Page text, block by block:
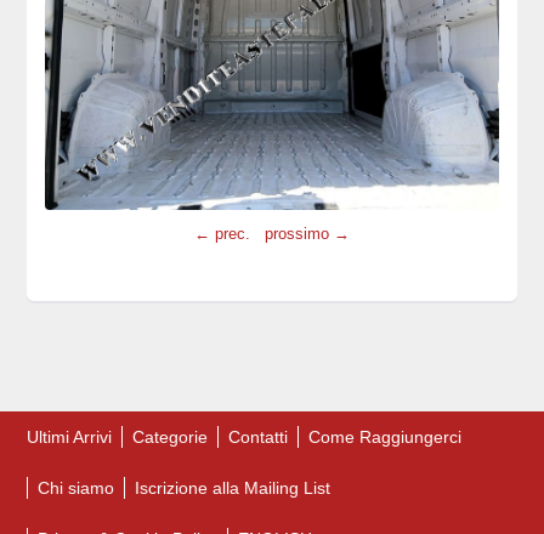
← prec. prossimo →
Ultimi Arrivi Categorie Contatti Come Raggiungerci
Chi siamo Iscrizione alla Mailing List